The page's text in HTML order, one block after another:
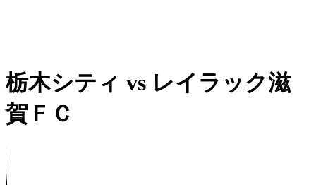
栃木シティ vs レイラック滋
賀ＦＣ